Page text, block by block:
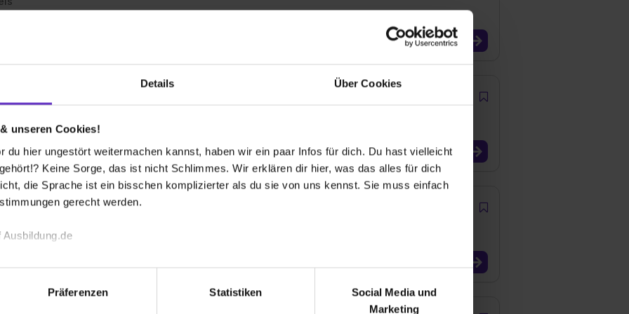
Details Über Cookies
unseren Cookies!
du hier ungestört weitermachen kannst, haben wir ein paar Infos für dich. Du hast vielleicht
Keine Sorge, das ist nicht Schlimmes. Wir erklären dir hier, was das alles für dich
die Sprache ist ein bisschen komplizierter als du sie von uns kennst. Sie muss einfach
gerecht werden.
Funktion unserer Webseite („Notwendig“), um von dir bei Benutzung der
zu speichern ( „Präferenzen“), die Zugriffe auf unsere Webseite zu analysieren
zu deiner Verwendung unserer Website an unsere Partner für soziale Medien, Werbung
Präferenzen Statistiken
Social Media und
Marketing
r (m/w/d)
Plätze
Systemintegration (m/w/d)
Platz